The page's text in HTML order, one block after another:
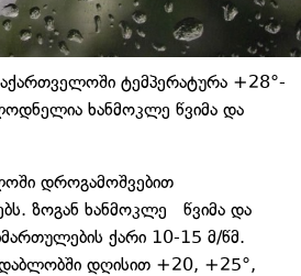
ტემპერატურა +28°-
ხანმოკლე წვიმა და
დროგამოშვებით
ზოგან ხანმოკლე წვიმა და
ქარი 10-15 მ/წმ.
დაბლობში დღისით +20, +25°,